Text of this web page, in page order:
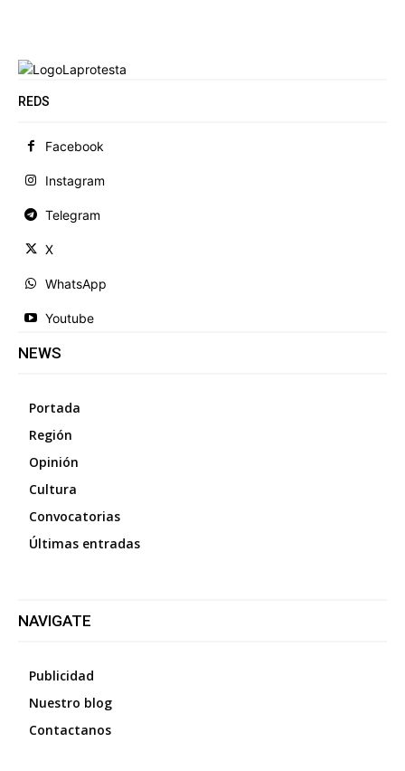
REDS
Facebook
Instagram
Telegram
X
WhatsApp
Youtube
NEWS
Portada
Región
Opinión
Cultura
Convocatorias
Últimas entradas
NAVIGATE
Publicidad
Nuestro blog
Contactanos